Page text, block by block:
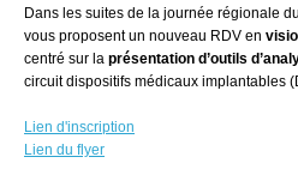
Dans les suites de la journée régionale
vous proposent un nouveau RDV en
centré sur la présentation d’outils
circuit dispositifs médicaux implantables
Lien d'inscription
Lien du flyer